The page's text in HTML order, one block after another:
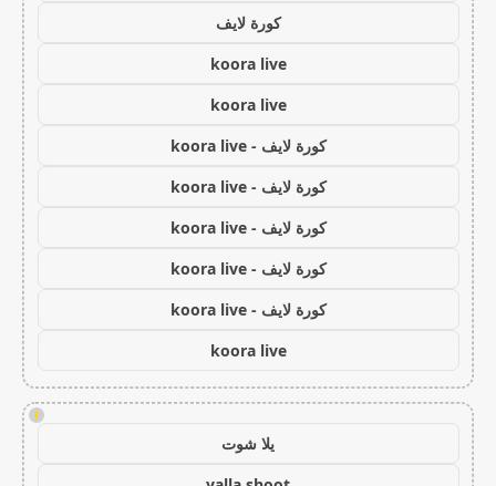
كورة لايف
koora live
koora live
كورة لايف - koora live
كورة لايف - koora live
كورة لايف - koora live
كورة لايف - koora live
كورة لايف - koora live
koora live
!
يلا شوت